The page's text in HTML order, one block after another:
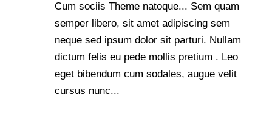
Cum sociis Theme natoque... Sem quam
semper libero, sit amet adipiscing sem
neque sed ipsum dolor sit parturi. Nullam
dictum felis eu pede mollis pretium . Leo
eget bibendum cum sodales, augue velit
cursus nunc...